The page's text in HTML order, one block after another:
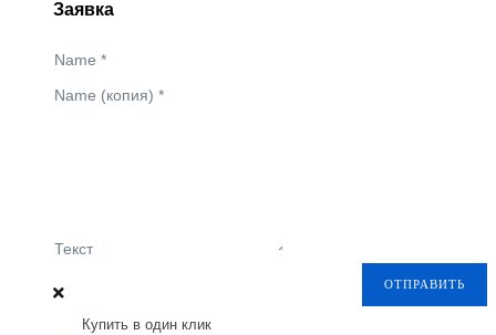
Заявка
Name *
Name (копия) *
Текст
ОТПРАВИТЬ
Купить в один клик